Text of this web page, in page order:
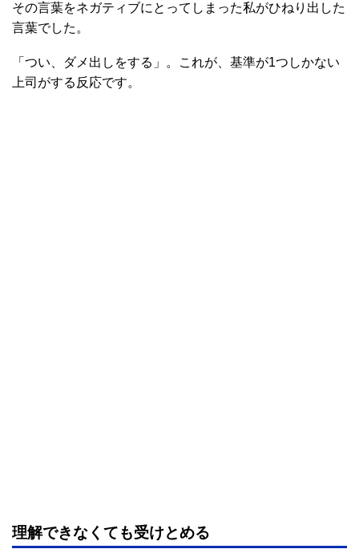
その言葉をネガティブにとってしまった私がひねり出した
言葉でした。
「つい、ダメ出しをする」。これが、基準が1つしかない
上司がする反応です。
理解できなくても受けとめる